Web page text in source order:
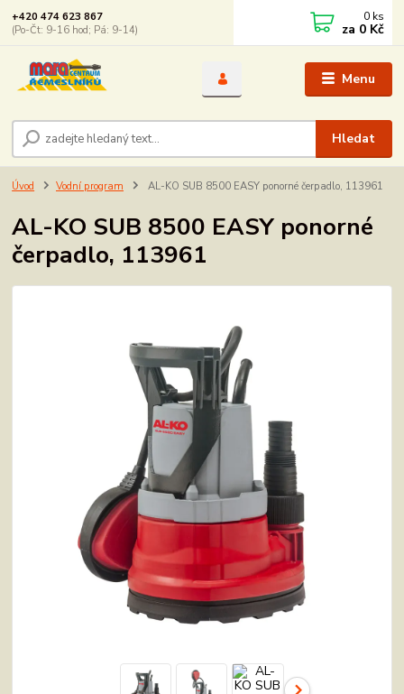
Menu
Hledat
+420 474 623 867
(Po-Čt: 9-16 hod; Pá: 9-14)
0 ks
za 0 Kč
Úvod Vodní program AL-KO SUB 8500 EASY ponorné čerpadlo, 113961
AL-KO SUB 8500 EASY ponorné
čerpadlo, 113961